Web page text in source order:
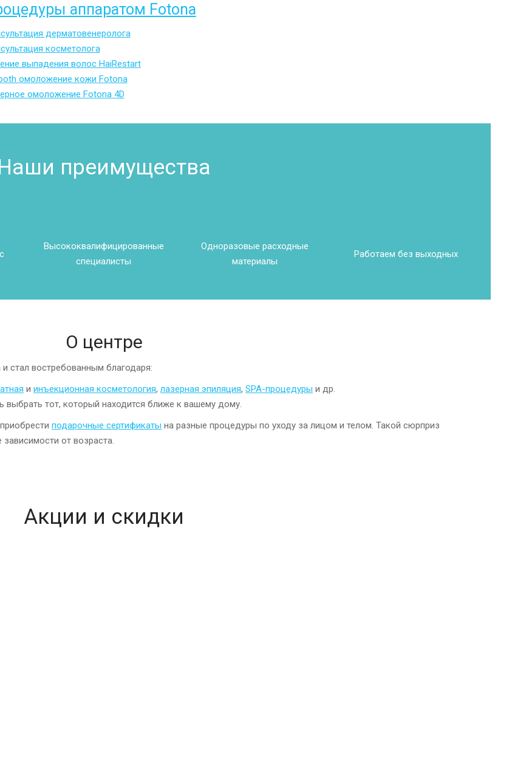
аппаратом Fotona
дерматовенеролога
косметолога
выпадения волос HaiRestart
омоложение кожи Fotona
омоложение Fotona 4D
преимущества
Высококвалифицированные
специалисты
Одноразовые расходные
материалы
Работаем без выходных
О центре
стал востребованным благодаря:
и инъекционная косметология, лазерная эпиляция, SPA-процедуры и др.
выбрать тот, который находится ближе к вашему дому.
подарочные сертификаты на разные процедуры по уходу за лицом и телом. Такой сюрприз
от возраста.
Акции и скидки